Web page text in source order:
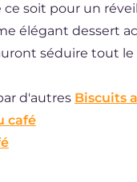
ce soit pour un
élégant dessert
séduire tout le
d'autres Biscuits
café